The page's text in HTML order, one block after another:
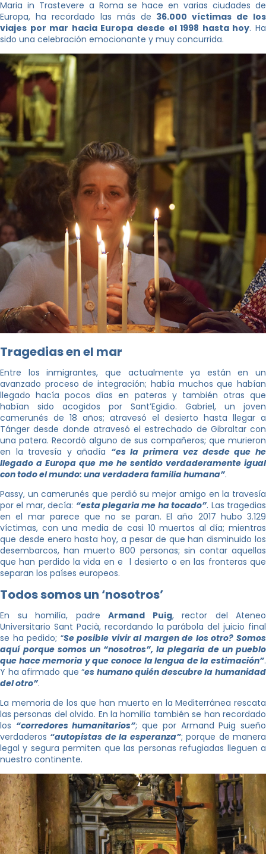
Maria in Trastevere a Roma se hace en varias ciudades de
Europa, ha recordado las más de 36.000 víctimas de los
viajes por mar hacia Europa desde el 1998 hasta hoy. Ha
sido una celebración emocionante y muy concurrida.
Tragedias en el mar
Entre los inmigrantes, que actualmente ya están en un
avanzado proceso de integración; había muchos que habían
llegado hacía pocos días en pateras y también otras que
habían sido acogidos por Sant’Egidio. Gabriel, un joven
camerunés de 18 años; atravesó el desierto hasta llegar a
Tánger desde donde atravesó el estrechado de Gibraltar con
una patera. Recordó alguno de sus compañeros; que murieron
en la travesía y añadía “es la primera vez desde que he
llegado a Europa que me he sentido verdaderamente igual
con todo el mundo: una verdadera familia humana”.
Passy, un camerunés que perdió su mejor amigo en la travesía
por el mar, decía: “esta plegaria me ha tocado”. Las tragedias
en el mar parece que no se paran. El año 2017 hubo 3.129
víctimas, con una media de casi 10 muertos al día; mientras
que desde enero hasta hoy, a pesar de que han disminuido los
desembarcos, han muerto 800 personas; sin contar aquellas
que han perdido la vida en e l desierto o en las fronteras que
separan los países europeos.
Todos somos un ‘nosotros’
En su homilía, padre Armand Puig, rector del Ateneo
Universitario Sant Pacià, recordando la parábola del juicio final
se ha pedido; “Se posible vivir al margen de los otro? Somos
aquí porque somos un “nosotros”, la plegaria de un pueblo
que hace memoria y que conoce la lengua de la estimación”.
Y ha afirmado que “es humano quién descubre la humanidad
del otro”.
La memoria de los que han muerto en la Mediterránea rescata
las personas del olvido. En la homilía también se han recordado
los “corredores humanitarios”; que por Armand Puig sueño
verdaderos “autopistas de la esperanza”; porque de manera
legal y segura permiten que las personas refugiadas lleguen a
nuestro continente.